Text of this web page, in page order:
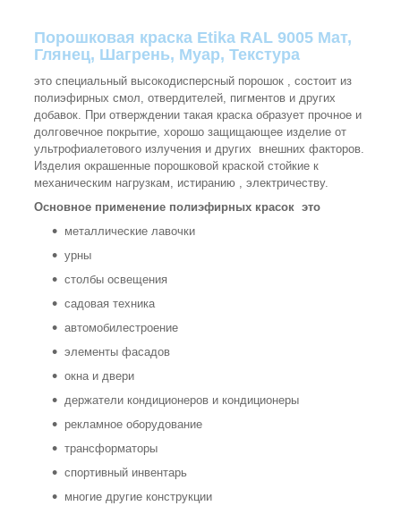
Порошковая краска Etika RAL 9005 Мат,
Глянец, Шагрень, Муар, Текстура
это специальный высокодисперсный порошок , состоит из
полиэфирных смол, отвердителей, пигментов и других
добавок. При отверждении такая краска образует прочное и
долговечное покрытие, хорошо защищающее изделие от
ультрофиалетового излучения и других внешних факторов.
Изделия окрашенные порошковой краской стойкие к
механическим нагрузкам, истиранию , электричеству.
Основное применение полиэфирных красок это
металлические лавочки
урны
столбы освещения
садовая техника
автомобилестроение
элементы фасадов
окна и двери
держатели кондиционеров и кондиционеры
рекламное оборудование
трансформаторы
спортивный инвентарь
многие другие конструкции